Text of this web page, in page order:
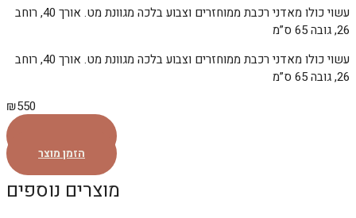
עשוי כולו מאדני רכבת ממוחזרים וצבוע בלכה מגוונת מט. אורך 40, רוחב
26, גובה 65 ס”מ
עשוי כולו מאדני רכבת ממוחזרים וצבוע בלכה מגוונת מט. אורך 40, רוחב
26, גובה 65 ס”מ
₪550
הזמן מוצר
מוצרים נוספים